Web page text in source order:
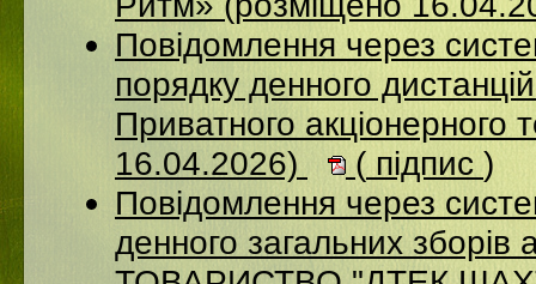
Повідомлення через
порядку денного
Приватного
16.04.2026)
( підпис )
Повідомлення через
денного загальних